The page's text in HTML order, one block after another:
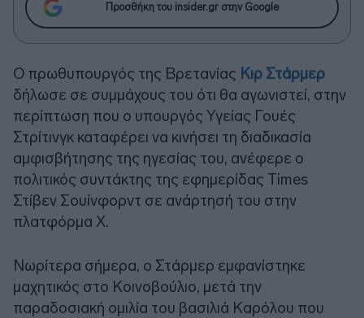
Προσθήκη του insider.gr στην Google
Ο πρωθυπουργός της Βρετανίας Κιρ Στάρμερ
δήλωσε σε συμμάχους του ότι θα αγωνιστεί, στην
περίπτωση που ο υπουργός Υγείας Γουές
Στρίτινγκ καταφέρει να κινήσει τη διαδικασία
αμφισβήτησης της ηγεσίας του, ανέφερε ο
πολιτικός συντάκτης της εφημερίδας Times
Στίβεν Σουίνφορντ σε ανάρτησή του στην
πλατφόρμα Χ.
Νωρίτερα σήμερα, ο Στάρμερ εμφανίστηκε
μαχητικός στο Κοινοβούλιο, μετά την
παραδοσιακή ομιλία του βασιλιά Καρόλου που